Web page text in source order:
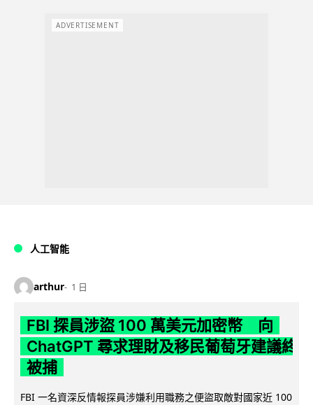
ADVERTISEMENT
人工智能
arthur 1 日
FBI 探員涉盜 100 萬美元加密幣 向
ChatGPT 尋求理財及移民葡萄牙建議終
被捕
FBI 一名資深反情報探員涉嫌利用職務之便盜取敵對國家近 100